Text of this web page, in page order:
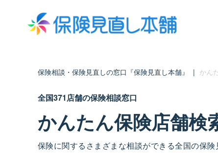
保険相談・保険見直しの窓口『保険見直し本舗』 | かん
全国371店舗の保険相談窓口
かんたん保険店舗検
保険に関するさまざまな相談ができる全国の保険